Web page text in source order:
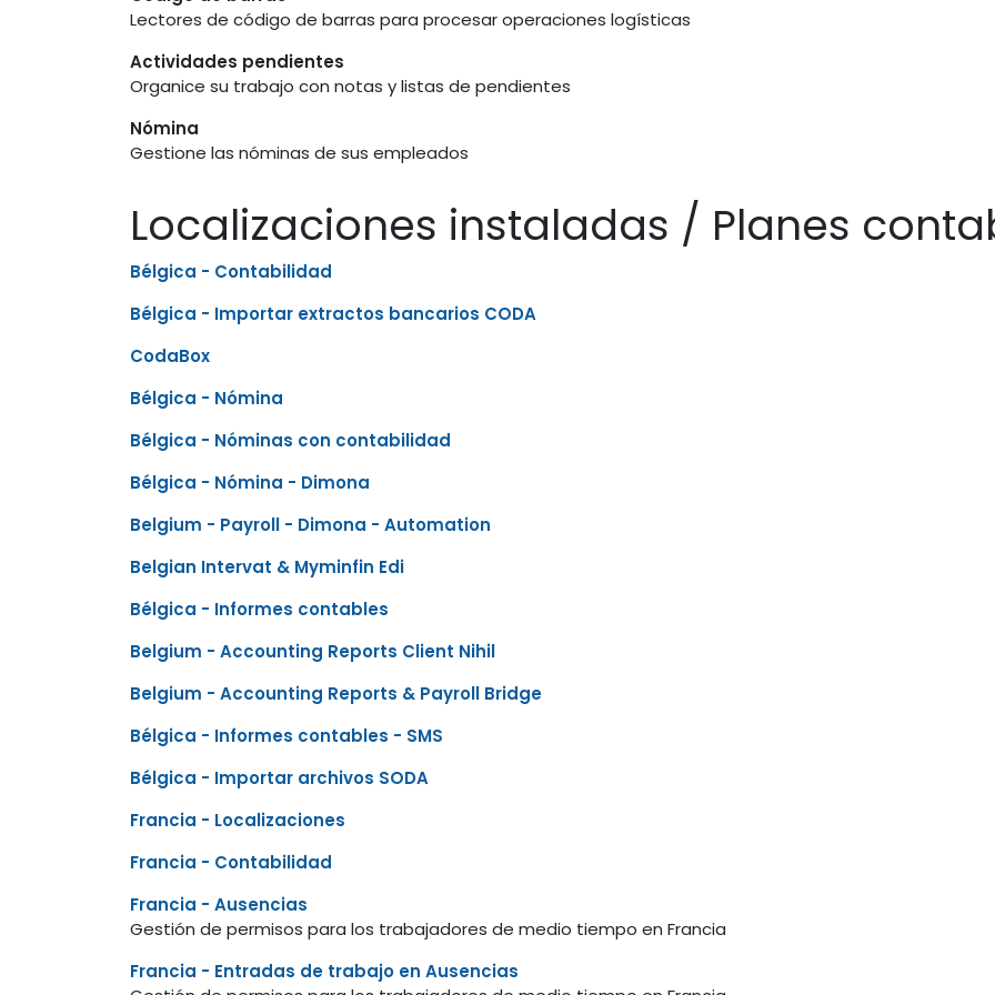
Lectores de código de barras para procesar operaciones logísticas
Actividades pendientes
Organice su trabajo con notas y listas de pendientes
Nómina
Gestione las nóminas de sus empleados
Localizaciones instaladas / Planes
Bélgica - Contabilidad
Bélgica - Importar extractos bancarios CODA
CodaBox
Bélgica - Nómina
Bélgica - Nóminas con contabilidad
Bélgica - Nómina - Dimona
Belgium - Payroll - Dimona - Automation
Belgian Intervat & Myminfin Edi
Bélgica - Informes contables
Belgium - Accounting Reports Client Nihil
Belgium - Accounting Reports & Payroll Bridge
Bélgica - Informes contables - SMS
Bélgica - Importar archivos SODA
Francia - Localizaciones
Francia - Contabilidad
Francia - Ausencias
Gestión de permisos para los trabajadores de medio tiempo en Francia
Francia - Entradas de trabajo en Ausencias